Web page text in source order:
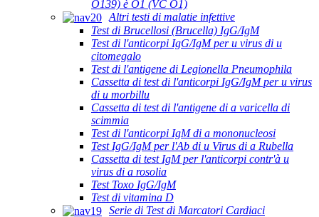
O139) è O1 (VC O1)
Altri testi di malatie infettive
Test di Brucellosi (Brucella) IgG/IgM
Test di l'anticorpi IgG/IgM per u virus di u
citomegalo
Test di l'antigene di Legionella Pneumophila
Cassetta di test di l'anticorpi IgG/IgM per u virus
di u morbillu
Cassetta di test di l'antigene di a varicella di
scimmia
Test di l'anticorpi IgM di a mononucleosi
Test IgG/IgM per l'Ab di u Virus di a Rubella
Cassetta di test IgM per l'anticorpi contr'à u
virus di a rosolia
Test Toxo IgG/IgM
Test di vitamina D
Serie di Test di Marcatori Cardiaci